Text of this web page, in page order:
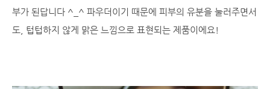
부가 된답니다 ^_^ 파우더이기 때문에 피부의 유분을 눌러주면서
도, 텁텁하지 않게 맑은 느낌으로 표현되는 제품이에요!